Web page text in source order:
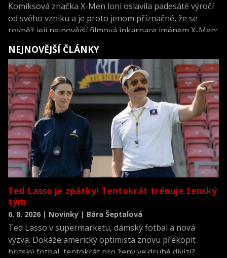
Komiksová značka X-Men loni oslavila padesáté výročí
od svého vzniku a je proto jenom příznačné, že se
rovněž její nejnovější filmová inkarnace jménem X-Men:
Budoucí minulost napojí na to nejlepší, co X-Meni světu
zábavy dali. Těšit se máme na ultimativní spojení staré
a nové filmové série i převyprávění jednoho z
nejlepších komiksových příběhů. Jak ale původní X-
Meni vznikli, a co všechno se změnilo při převedení na
filmové plátno? Sledujte v našem tématu.
NEJNOVĚJŠÍ ČLÁNKY
Ted Lasso je zpátky! Tentokrát trénuje ženský
tým
6. 8. 2026 | Novinky | Bára Šeptalová
Ted Lasso v supermarketu, dámský fotbal a nová
výzva. Dokáže americký optimista znovu překopit
britský fotbal, tentokrát pro ženy ve druhé divizi?